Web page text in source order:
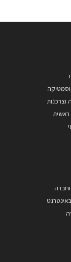
וצרכנות
וחברה